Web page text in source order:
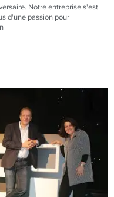
Notre entreprise s'est
d'une passion pour